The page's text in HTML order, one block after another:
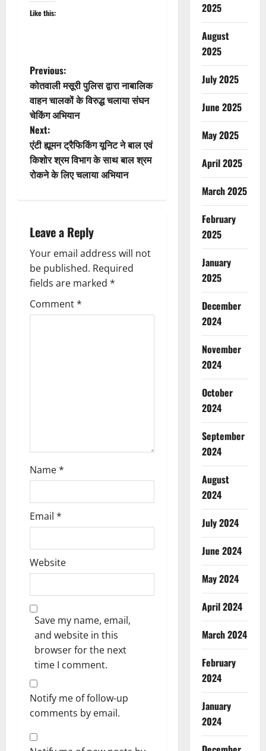
Like this:
P
o
s
t
n
v
i
g
a
t
Previous:
कोतवाली मसूरी पुलिस द्वारा नाबालिक
वाहन चालकों के विरुद्ध चलाया संघन
चेकिंग अभियान
Next:
एंटी ह्यूमन ट्रैफिकिंग यूनिट ने बाल एवं
किशोर श्रम विभाग के साथ बाल श्रम
रोकने के लिए चलाया अभियान
Leave a Reply
Your email address will not
be published. Required
fields are marked *
Comment*
Name*
Email *
Website
Save my name, email,
and website in this
browser for the next
time I comment.
Notify me of follow-up
comments by email.
2025
August
2025
July 2025
June 2025
May 2025
April 2025
March 2025
February
2025
January
2025
December
2024
November
2024
October
2024
September
2024
August
2024
July 2024
June 2024
May 2024
April 2024
March 2024
February
2024
January
2024